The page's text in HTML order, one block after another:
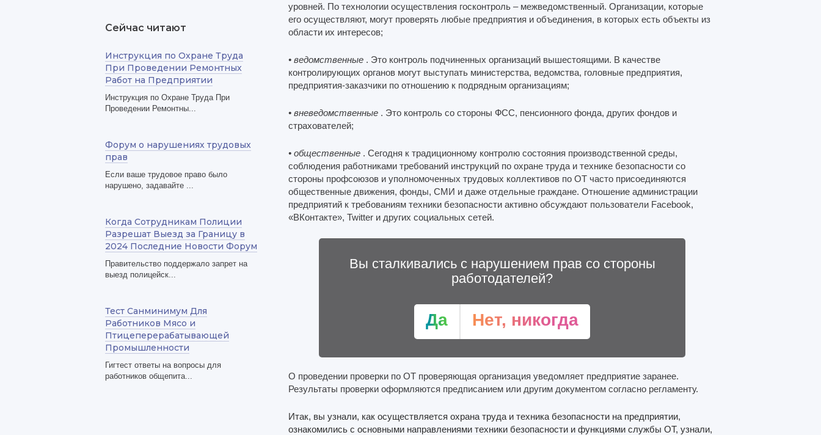
уровней. По технологии осуществления госконтроль – межведомственный. Организации, которые
его осуществляют, могут проверять любые предприятия и объединения, в которых есть объекты из
области их интересов;
• ведомственные . Это контроль подчиненных организаций вышестоящими. В качестве
контролирующих органов могут выступать министерства, ведомства, головные предприятия,
предприятия-заказчики по отношению к подрядным организациям;
• вневедомственные . Это контроль со стороны ФСС, пенсионного фонда, других фондов и
страхователей;
• общественные . Сегодня к традиционному контролю состояния производственной среды,
соблюдения работниками требований инструкций по охране труда и технике безопасности со
стороны профсоюзов и уполномоченных трудовых коллективов по ОТ часто присоединяются
общественные движения, фонды, СМИ и даже отдельные граждане. Отношение администрации
предприятий к требованиям техники безопасности активно обсуждают пользователи Facebook,
«ВКонтакте», Twitter и других социальных сетей.
Вы сталкивались с нарушением прав со стороны
работодателей?
Да Нет, никогда
О проведении проверки по ОТ проверяющая организация уведомляет предприятие заранее.
Результаты проверки оформляются предписанием или другим документом согласно регламенту.
Итак, вы узнали, как осуществляется охрана труда и техника безопасности на предприятии,
ознакомились с основными направлениями техники безопасности и функциями службы ОТ, узнали,
Сейчас читают
Инструкция по Охране Труда
При Проведении Ремонтных
Работ на Предприятии
Инструкция по Охране Труда При
Проведении Ремонтны...
Форум о нарушениях трудовых
прав
Если ваше трудовое право было
нарушено, задавайте ...
Когда Сотрудникам Полиции
Разрешат Выезд за Границу в
2024 Последние Новости Форум
Правительство поддержало запрет на
выезд полицейск...
Тест Санминимум Для
Работников Мясо и
Птицеперерабатывающей
Промышленности
Гигтест ответы на вопросы для
работников общепита...